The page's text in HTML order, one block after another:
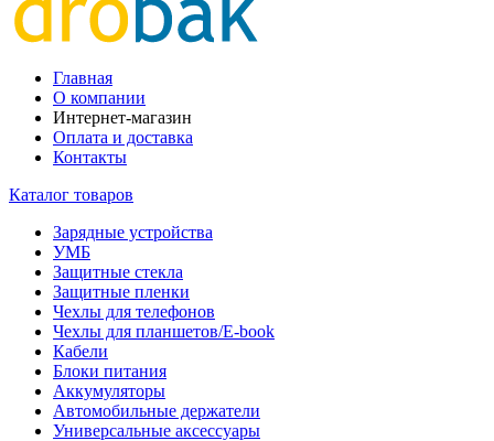
Главная
О компании
Интернет-магазин
Оплата и доставка
Контакты
Каталог товаров
Зарядные устройства
УМБ
Защитные стекла
Защитные пленки
Чехлы для телефонов
Чехлы для планшетов/E-book
Кабели
Блоки питания
Аккумуляторы
Автомобильные держатели
Универсальные аксессуары